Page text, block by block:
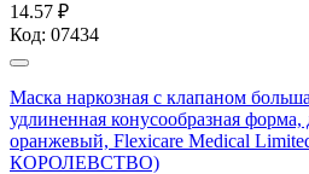
14.57 ₽
Код: 07434
Маска наркозная с клапаном
удлиненная конусообразная
оранжевый, Flexicare Medical
КОРОЛЕВСТВО)